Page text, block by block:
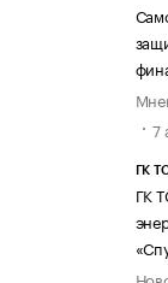
7
ГК
ГК